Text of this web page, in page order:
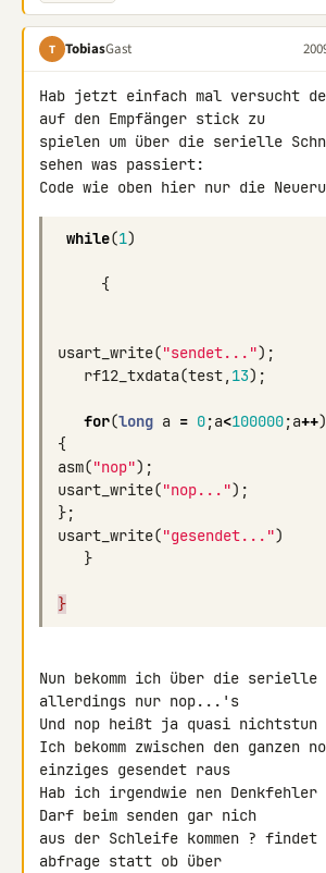
T TobiasGast
Hab jetzt einfach mal versucht
auf den Empfänger stick zu
spielen um über die serielle
sehen was passiert:
Code wie oben hier nur die
while(1)
{
usart_write("sendet...");
rf12_txdata(test, 13);
for(long a = 0;a<100000;a++)
{
asm("nop");
usart_write("nop...");
};
usart_write("gesendet...")
}
}
Nun bekomm ich über die
allerdings nur nop...'s
Und nop heißt ja quasi nichtstun
Ich bekomm zwischen den ganzen
einziges gesendet raus
Hab ich irgendwie nen
Darf beim senden gar nich
aus der Schleife kommen ?
abfrage statt ob über